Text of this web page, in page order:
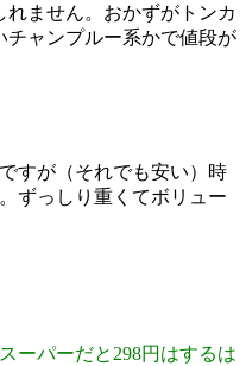
ません。おかずがトンカ
チャンプルー系かで値段が
すが（それでも安い）時
ずっしり重くてボリュー
ーパーだと298円はするは